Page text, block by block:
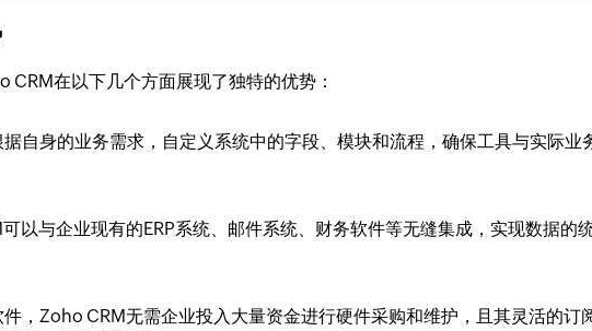
在以下几个方面展现了独特的优势：
据自身的业务需求，自定义系统中的字段、模块和流程，确保工具与实际业
可以与企业现有的ERP系统、邮件系统、财务软件等无缝集成，实现数据的
件，Zoho CRM无需企业投入大量资金进行硬件采购和维护，且其灵活的订